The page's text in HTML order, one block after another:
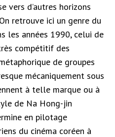
vers d’autres horizons
retrouve ici un genre du
les années 1990, celui de
compétitif des
de groupes
mécaniquement sous
à telle marque ou à
de Na Hong-jin
en pilotage
du cinéma coréen à